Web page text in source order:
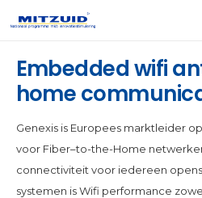
Embedded wifi
home
Genexis is Europees marktleider
voor Fiber–to-the-Home
connectiviteit voor iedereen
systemen is Wifi performance